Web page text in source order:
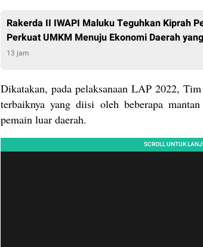
Rakerda II IWAPI Maluku Teguhkan Kiprah
Perkuat UMKM Menuju Ekonomi Daerah
13 jam
Dikatakan, pada pelaksanaan LAP 2022,
terbaiknya yang diisi oleh beberapa
pemain luar daerah.